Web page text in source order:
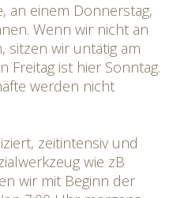
an einem Donnerstag,
Wenn wir nicht an
sitzen wir untätig am
Freitag ist hier Sonntag.
werden nicht
zeitintensiv und
wie zB
wir mit Beginn der